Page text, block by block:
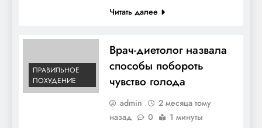
Читать далее
ПРАВИЛЬНОЕ
ПОХУДЕНИЕ
Врач-диетолог назвала
способы побороть
чувство голода
admin
2 месяца тому
назад
0 1 минуты